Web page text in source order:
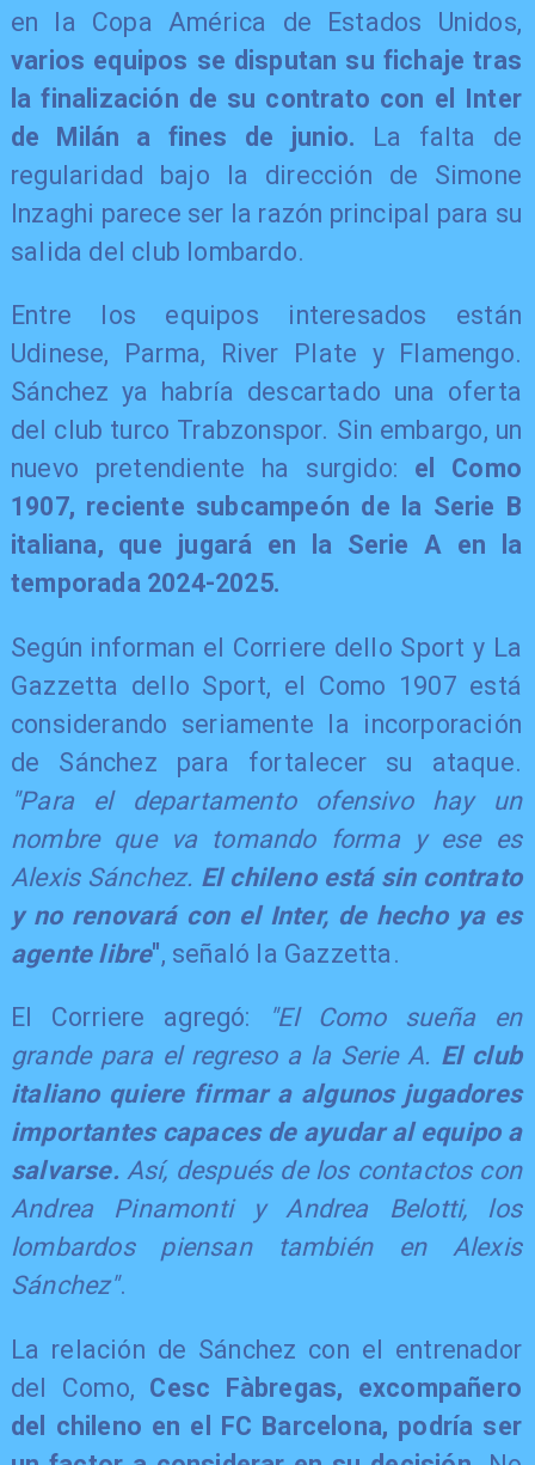
en la Copa América de Estados Unidos,
varios equipos se disputan su fichaje tras
la finalización de su contrato con el Inter
de Milán a fines de junio. La falta de
regularidad bajo la dirección de Simone
Inzaghi parece ser la razón principal para su
salida del club lombardo.
Entre los equipos interesados están
Udinese, Parma, River Plate y Flamengo.
Sánchez ya habría descartado una oferta
del club turco Trabzonspor. Sin embargo, un
nuevo pretendiente ha surgido: el Como
1907, reciente subcampeón de la Serie B
italiana, que jugará en la Serie A en la
temporada 2024-2025.
Según informan el Corriere dello Sport y La
Gazzetta dello Sport, el Como 1907 está
considerando seriamente la incorporación
de Sánchez para fortalecer su ataque.
"Para el departamento ofensivo hay un
nombre que va tomando forma y ese es
Alexis Sánchez. El chileno está sin contrato
y no renovará con el Inter, de hecho ya es
agente libre", señaló la Gazzetta.
El Corriere agregó:
"El Como sueña en
grande para el regreso a la Serie A. El club
italiano quiere firmar a algunos jugadores
importantes capaces de ayudar al equipo a
salvarse. Así, después de los contactos con
Andrea Pinamonti y Andrea Belotti, los
lombardos piensan también en Alexis
Sánchez".
La relación de Sánchez con el entrenador
del Como, Cesc Fàbregas, excompañero
del chileno en el FC Barcelona, podría ser